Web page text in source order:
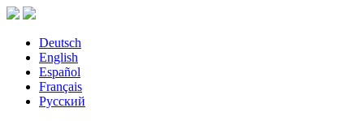
Deutsch
English
Español
Français
Русский